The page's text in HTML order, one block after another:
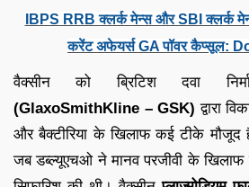
IBPS RRB क्लर्क मेन्स और SBI क्लर्क
करेंट अफेयर्स GA पॉवर कैप्सूल:
वैक्सीन को ब्रिटिश दवा
(GlaxoSmithKline – GSK)द्वारा
और बैक्टीरिया के खिलाफ कई टीके मौजूद
जब डब्ल्यूएचओ ने मानव परजीवी के